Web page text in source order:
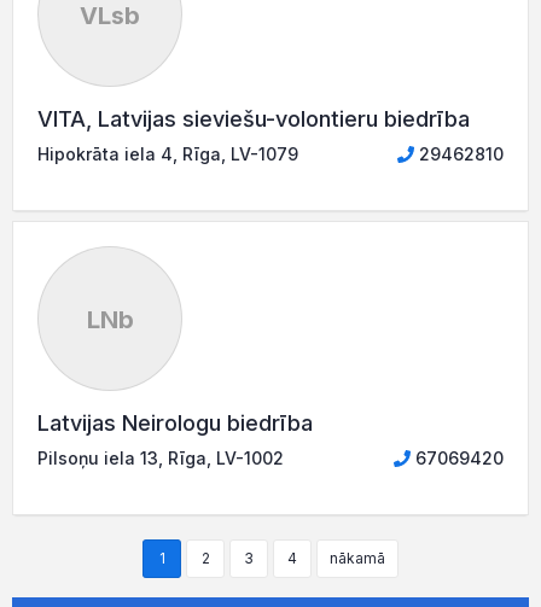
VLsb
VITA, Latvijas sieviešu-volontieru biedrība
Hipokrāta iela 4, Rīga, LV-1079 29462810
LNb
Latvijas Neirologu biedrība
Pilsoņu iela 13, Rīga, LV-1002 67069420
1 2 3 4 nākamā